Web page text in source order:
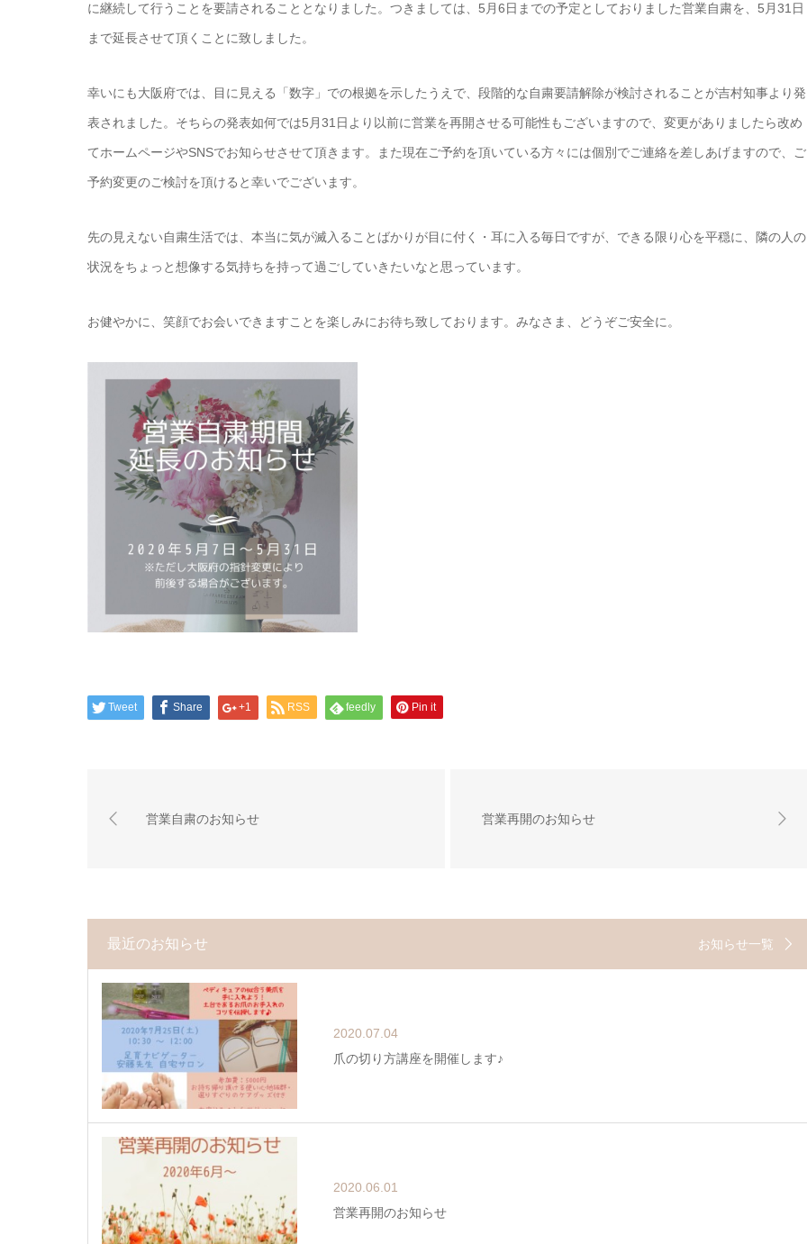
に継続して行うことを要請されることとなりました。つきましては、5月6日までの予定としておりました営業自粛を、5月31日
まで延長させて頂くことに致しました。
幸いにも大阪府では、目に見える「数字」での根拠を示したうえで、段階的な自粛要請解除が検討されることが吉村知事より発
表されました。そちらの発表如何では5月31日より以前に営業を再開させる可能性もございますので、変更がありましたら改め
てホームページやSNSでお知らせさせて頂きます。また現在ご予約を頂いている方々には個別でご連絡を差しあげますので、ご
予約変更のご検討を頂けると幸いでございます。
先の見えない自粛生活では、本当に気が滅入ることばかりが目に付く・耳に入る毎日ですが、できる限り心を平穏に、隣の人の
状況をちょっと想像する気持ちを持って過ごしていきたいなと思っています。
お健やかに、笑顔でお会いできますことを楽しみにお待ち致しております。みなさま、どうぞご安全に。
Tweet Share +1 RSS feedly Pin it
営業自粛のお知らせ 営業再開のお知らせ
最近のお知らせ お知らせ一覧
2020.07.04
爪の切り方講座を開催します♪
2020.06.01
営業再開のお知らせ